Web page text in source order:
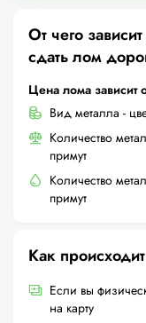
От чего
сдать лом
Цена лома зависит
Вид металла -
Количество
примут
Количество
примут
Как
Если вы
на карту